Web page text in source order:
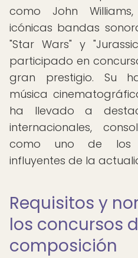
como John
icónicas bandas
"Star Wars" y
participado en
gran prestigio. Su
música
ha llevado a
internacionales,
como uno de los
influyentes de la
Requisitos y
los concursos
composición